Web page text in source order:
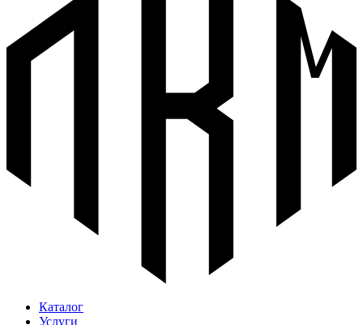
Каталог
Услуги